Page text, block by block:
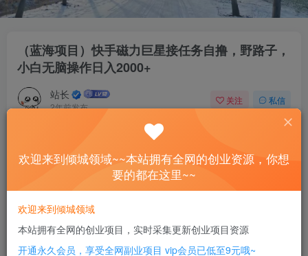
（蓝海项目）快手磁力巨星接任务自撸，野路子，
小白无脑操作日入2000+
站长
2年前发布
关注 私信
（蓝海项目）快手磁力巨星接任务自撸，野路子，小白无脑操作日入2000+
此内容为付费资源，请付费后查看
SVIP全站会员 免费
欢迎来到倾城领域~~本站拥有全网的创业资源，你想
要的都在这里~~
欢迎来到倾城领域
本站拥有全网的创业项目，实时采集更新创业项目资源
开通永久会员，享受全网副业项目 vip会员已低至9元哦~